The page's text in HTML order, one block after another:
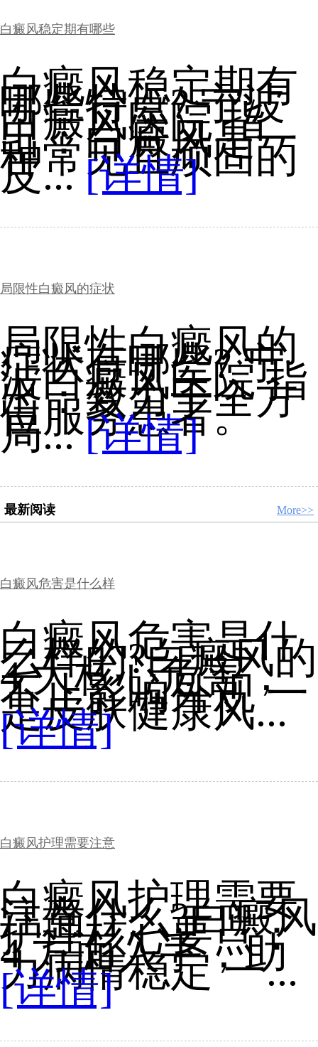
白癜风稳定期有哪些
白癜风稳定期有
哪些特点? 宁波
白癜风医院 指
出：白癜风是一
种常见且顽固的
皮... [详情]
局限性白癜风的症状
局限性白癜风的
症状有哪些? 宁
波白癜风医院 指
出：致力于全方
位服务患者。
局...[详情]
最新阅读 More>>
白癜风危害是什么样
白癜风危害是什
么样的?白癜风的
4 大核心危害，
不止影响外观 一
是皮肤健康风...
[详情]
白癜风护理需要注意
白癜风护理需要
注意什么?白癜风
护理核心要点：
4 方面入手，助
力病情稳定 一...
[详情]